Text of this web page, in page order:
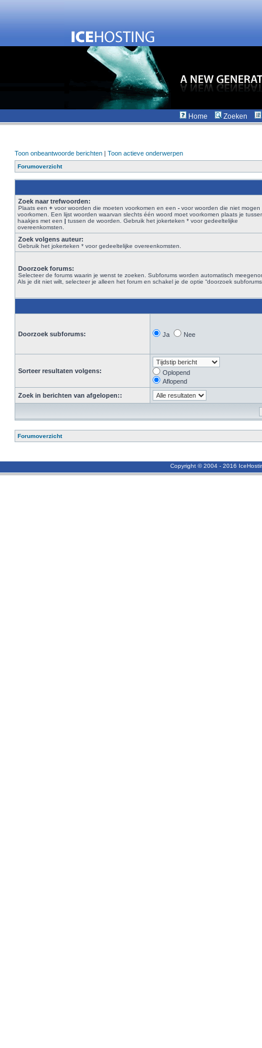
Home Zoeken
Toon onbeantwoorde berichten | Toon actieve onderwerpen
Forumoverzicht
Zoek naar trefwoorden:
Plaats een + voor woorden die moeten voorkomen en een - voor woorden die niet mogen
voorkomen. Een lijst woorden waarvan slechts één woord moet voorkomen plaats je
haakjes met een | tussen de woorden. Gebruik het jokerteken * voor gedeeltelijke
overeenkomsten.
Zoek volgens auteur:
Gebruik het jokerteken * voor gedeeltelijke overeenkomsten.
Doorzoek forums:
Selecteer de forums waarin je wenst te zoeken. Subforums worden automatisch
Als je dit niet wilt, selecteer je alleen het forum en schakel je de optie “doorzoek
Doorzoek subforums: Ja Nee
Sorteer resultaten volgens:
Oplopend
Aflopend
Zoek in berichten van afgelopen::
Forumoverzicht
Copyright © 2004 - 2016